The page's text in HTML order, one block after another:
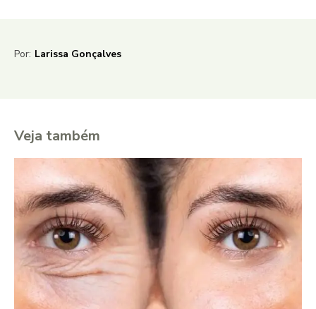
Por: Larissa Gonçalves
Veja também